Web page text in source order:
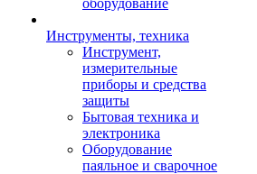
оборудование
Инструменты, техника
Инструмент,
измерительные
приборы и средства
защиты
Бытовая техника и
электроника
Оборудование
паяльное и сварочное